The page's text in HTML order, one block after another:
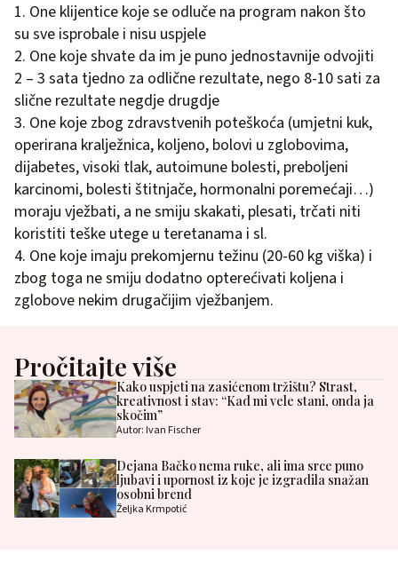
1. One klijentice koje se odluče na program nakon što
su sve isprobale i nisu uspjele
2. One koje shvate da im je puno jednostavnije odvojiti
2 – 3 sata tjedno za odlične rezultate, nego 8-10 sati za
slične rezultate negdje drugdje
3. One koje zbog zdravstvenih poteškoća (umjetni kuk,
operirana kralježnica, koljeno, bolovi u zglobovima,
dijabetes, visoki tlak, autoimune bolesti, preboljeni
karcinomi, bolesti štitnjače, hormonalni poremećaji…)
moraju vježbati, a ne smiju skakati, plesati, trčati niti
koristiti teške utege u teretanama i sl.
4. One koje imaju prekomjernu težinu (20-60 kg viška) i
zbog toga ne smiju dodatno opterećivati koljena i
zglobove nekim drugačijim vježbanjem.
Pročitajte više
Kako uspjeti na zasićenom tržištu? Strast,
kreativnost i stav: “Kad mi vele stani, onda ja
skočim”
Autor: Ivan Fischer
Dejana Bačko nema ruke, ali ima srce puno
ljubavi i upornost iz koje je izgradila snažan
osobni brend
Željka Krmpotić